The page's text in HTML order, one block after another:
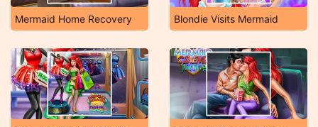
Mermaid Home Recovery Blondie Visits Mermaid